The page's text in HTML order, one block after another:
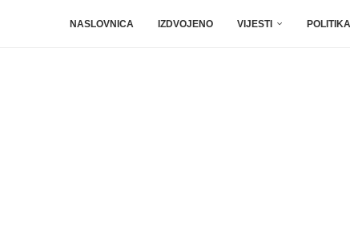
NASLOVNICA IZDVOJENO VIJESTI POLITIKA